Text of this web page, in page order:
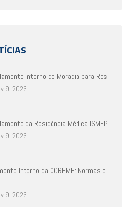
Interno de Moradia para Resi
9, 2026
da Residência Médica ISMEP
9, 2026
Interno da COREME: Normas e
9, 2026